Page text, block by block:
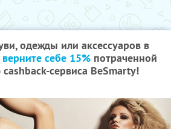
одежды или аксессуаров в
верните себе 15% потраченной
сервиса BeSmarty!